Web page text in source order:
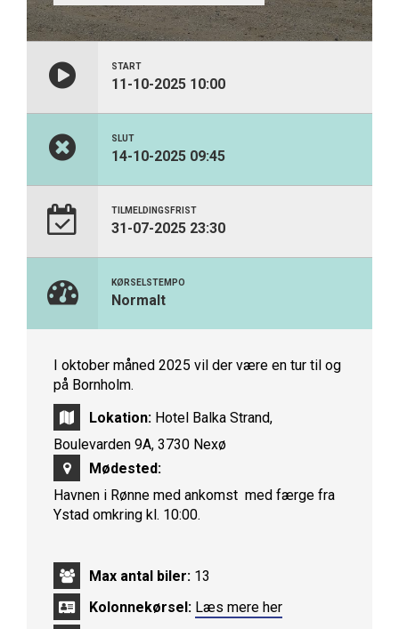
START
11-10-2025 10:00
SLUT
14-10-2025 09:45
TILMELDINGSFRIST
31-07-2025 23:30
KØRSELSTEMPO
Normalt
I oktober måned 2025 vil der være en tur til og
på Bornholm.
Lokation: Hotel Balka Strand,
Boulevarden 9A, 3730 Nexø
Mødested:
Havnen i Rønne med ankomst med færge fra
Ystad omkring kl. 10:00.
Max antal biler: 13
Kolonnekørsel: Læs mere her